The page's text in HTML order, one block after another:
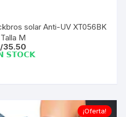
solar Anti-UV XT056BK
| Talla M
35.50
𝗦𝗧𝗢𝗖𝗞
¡Oferta!